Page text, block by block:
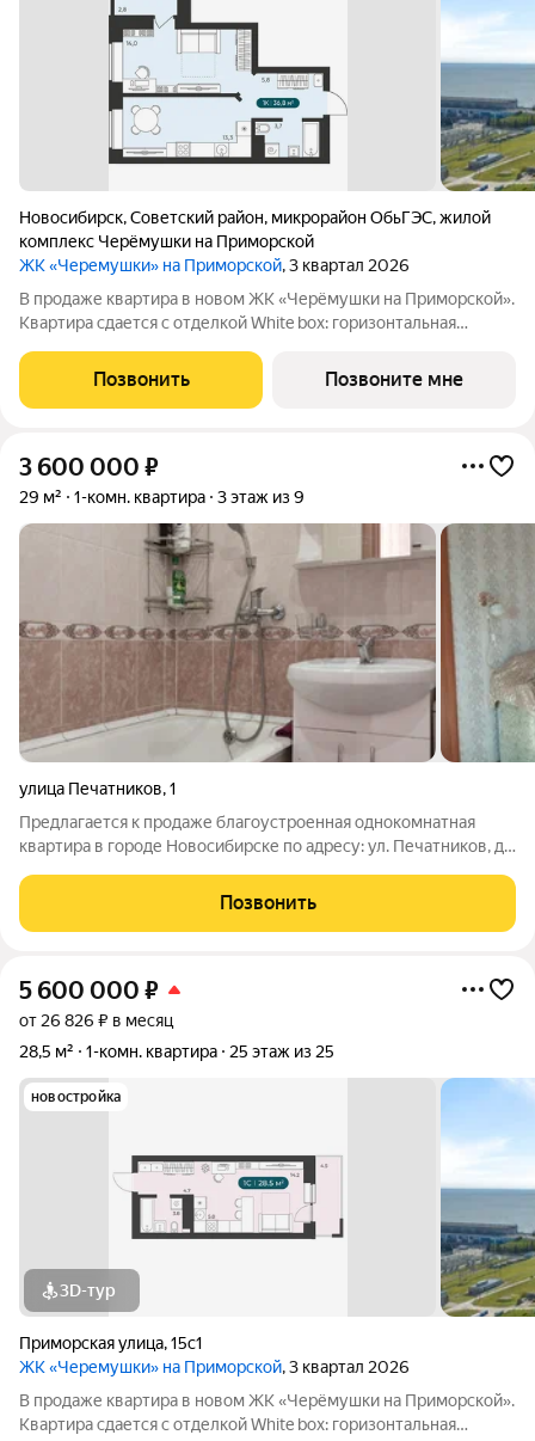
Новосибирск,Советский район, микрорайон ОбьГЭС,жилой
комплекс Черёмушки на Приморской
ЖК «Черемушки» на Приморской, 3 квартал 2026
В продаже квартира в новом ЖК «Черёмушки на Приморской».
Квартира сдается с отделкой White box: горизонтальная
розетки и выключатели и др. В новостройке все для семейного
комфорта: - закрытый
Позвонить Позвоните мне
3 600 000 ₽
29 м² 1-комн. квартира 3 этаж из 9
улица Печатников,1
Предлагается к продаже благоустроенная однокомнатная
квартира в городе Новосибирске по адресу: ул. Печатников, д.
панельного жилого дома, построенного в 1987 году. Общие
характеристики
Позвонить
5 600 000 ₽
от 26 826 ₽ в месяц
28,5 м²
1-комн. квартира 25 этаж из 25
новостройка
3D-тур
Приморская улица,15с1
ЖК «Черемушки» на Приморской, 3 квартал 2026
В продаже квартира в новом ЖК «Черёмушки на Приморской».
Квартира сдается с отделкой White box: горизонтальная